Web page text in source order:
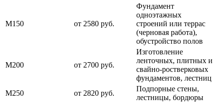
М150 от 2580 руб.
Фундамент
одноэтажных
строений или террас
(черновая работа),
обустройство полов
М200 от 2700 руб.
Изготовление
ленточных, плитных и
свайно-ростверковых
фундаментов, лестниц
М250
от 2820 руб.
Подпорные стены,
лестницы, бордюры